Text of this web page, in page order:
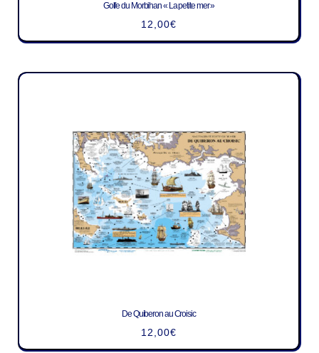
Golfe du Morbihan « La petite mer »
12,00€
De Quiberon au Croisic
12,00€